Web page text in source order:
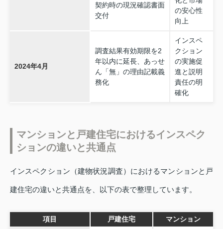
契約時の現況確認書面
交付
の安心性
向上
2024年4月
調査結果有効期限を2
年以内に延長、あっせ
ん「無」の理由記載義
務化
インスペ
クション
の実施促
進と説明
責任の明
確化
マンションと戸建住宅におけるインスペク
ションの違いと共通点
インスペクション（建物状況調査）におけるマンションと戸
建住宅の違いと共通点を、以下の表で整理しています。
項目 戸建住宅 マンション